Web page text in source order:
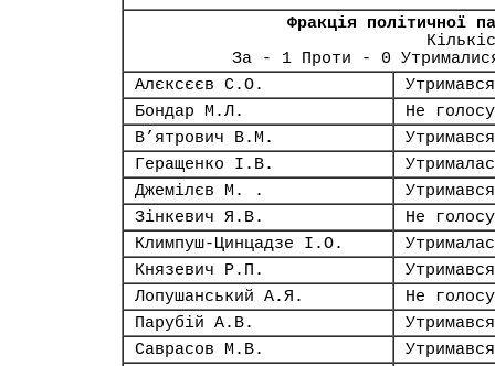
Фракція політичної
За - 1 Проти - 0
Алєксєєв С.О.
Утримався
Бондар М.Л.
Не
В’ятрович В.М.
Утримався
Геращенко І.В.
Джемілєв М. .
Утримався
Зінкевич Я.В.
Не
Климпуш-Цинцадзе І.О.
Князевич Р.П.
Утримався
Лопушанський А.Я.
Не
Парубій А.В.
Утримався
Саврасов М.В.
Утримався